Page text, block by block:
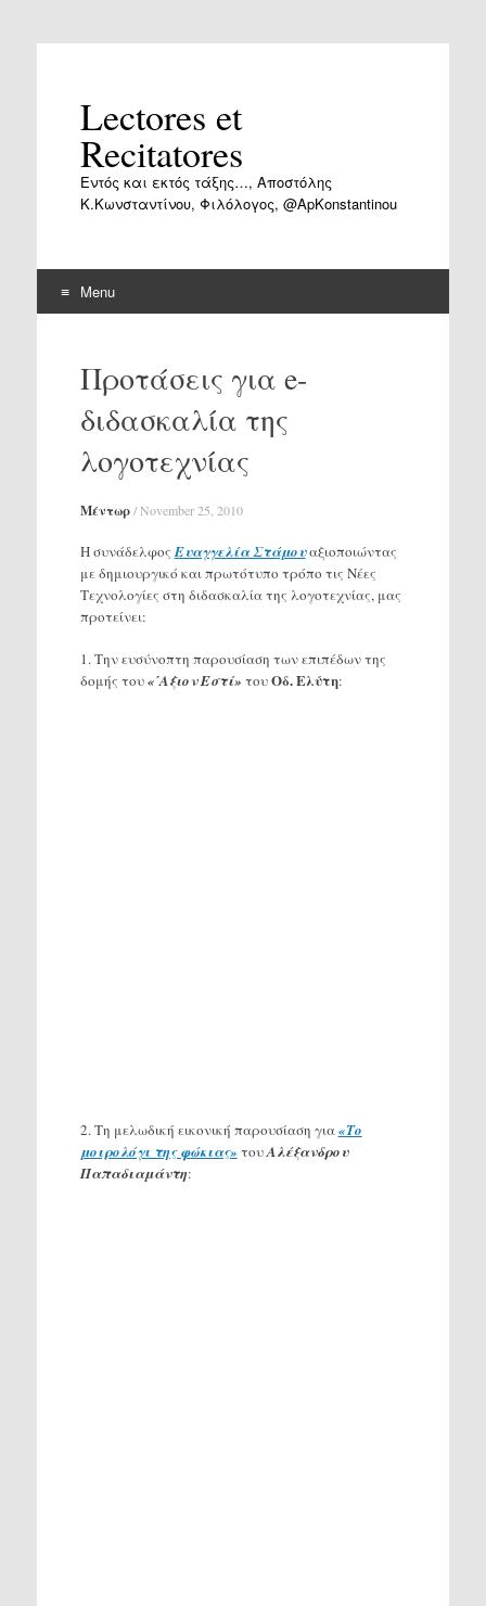
Lectores et
Recitatores
Εντός και εκτός τάξης…, Αποστόλης
Κ.Κωνσταντίνου, Φιλόλογος, @ApKonstantinou
Menu
contentΠροτάσεις για e-
διδασκαλία της
λογοτεχνίας
Μέντωρ/November 25, 2010
Η συνάδελφος Ευαγγελία Στάμουαξιοποιώντας
με δημιουργικό και πρωτότυπο τρόπο τις Νέες
Τεχνολογίες στη διδασκαλία της λογοτεχνίας, μας
προτείνει:
1. Την ευσύνοπτη παρουσίαση των επιπέδων της
δομής του«΄Αξιον Εστί» τουΟδ. Ελύτη:
2. Τη μελωδική εικονική παρουσίαση για«Το
μοιρολόγι της φώκιας» τουΑλέξανδρου
Παπαδιαμάντη: